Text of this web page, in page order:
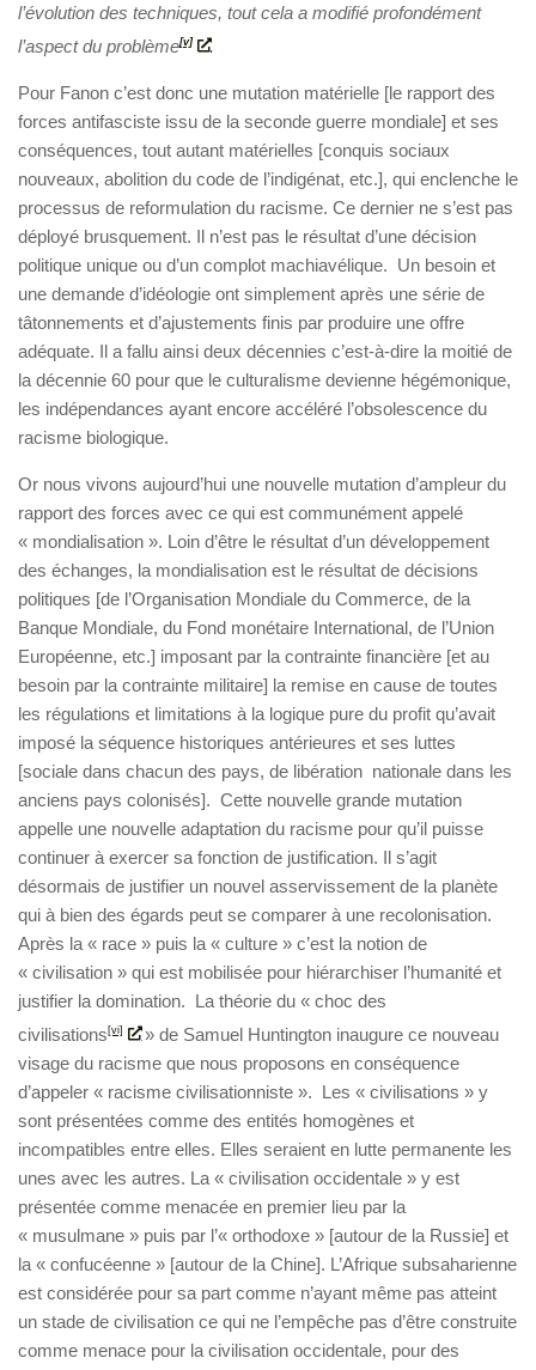
l’évolution des techniques, tout cela a modifié profondément
l’aspect du problème[v] .
Pour Fanon c’est donc une mutation matérielle [le rapport des
forces antifasciste issu de la seconde guerre mondiale] et ses
conséquences, tout autant matérielles [conquis sociaux
nouveaux, abolition du code de l’indigénat, etc.], qui enclenche le
processus de reformulation du racisme. Ce dernier ne s’est pas
déployé brusquement. Il n’est pas le résultat d’une décision
politique unique ou d’un complot machiavélique. Un besoin et
une demande d’idéologie ont simplement après une série de
tâtonnements et d’ajustements finis par produire une offre
adéquate. Il a fallu ainsi deux décennies c’est-à-dire la moitié de
la décennie 60 pour que le culturalisme devienne hégémonique,
les indépendances ayant encore accéléré l’obsolescence du
racisme biologique.
Or nous vivons aujourd’hui une nouvelle mutation d’ampleur du
rapport des forces avec ce qui est communément appelé
« mondialisation ». Loin d’être le résultat d’un développement
des échanges, la mondialisation est le résultat de décisions
politiques [de l’Organisation Mondiale du Commerce, de la
Banque Mondiale, du Fond monétaire International, de l’Union
Européenne, etc.] imposant par la contrainte financière [et au
besoin par la contrainte militaire] la remise en cause de toutes
les régulations et limitations à la logique pure du profit qu’avait
imposé la séquence historiques antérieures et ses luttes
[sociale dans chacun des pays, de libération nationale dans les
anciens pays colonisés]. Cette nouvelle grande mutation
appelle une nouvelle adaptation du racisme pour qu’il puisse
continuer à exercer sa fonction de justification. Il s’agit
désormais de justifier un nouvel asservissement de la planète
qui à bien des égards peut se comparer à une recolonisation.
Après la « race » puis la « culture » c’est la notion de
« civilisation » qui est mobilisée pour hiérarchiser l’humanité et
justifier la domination. La théorie du « choc des
civilisations [vi]
» de Samuel Huntington inaugure ce nouveau
visage du racisme que nous proposons en conséquence
d’appeler « racisme civilisationniste ». Les « civilisations » y
sont présentées comme des entités homogènes et
incompatibles entre elles. Elles seraient en lutte permanente les
unes avec les autres. La « civilisation occidentale » y est
présentée comme menacée en premier lieu par la
« musulmane » puis par l’« orthodoxe » [autour de la Russie] et
la « confucéenne » [autour de la Chine]. L’Afrique subsaharienne
est considérée pour sa part comme n’ayant même pas atteint
un stade de civilisation ce qui ne l’empêche pas d’être construite
comme menace pour la civilisation occidentale, pour des